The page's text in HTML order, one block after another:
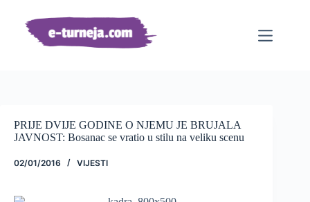
sadržaj
PRIJE DVIJE GODINE O NJEMU JE BRUJALA
JAVNOST: Bosanac se vratio u stilu na veliku scenu
02/01/2016 VIJESTI